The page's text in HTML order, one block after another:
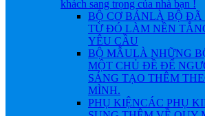
khách sang trọng của nhà bạn !
BỘ CƠ BẢNLÀ BỘ ĐÃ
TỪ ĐÓ LÀM NỀN
YÊU CẦU
BỘ MẪULÀ NHỮNG
MỘT CHỦ ĐỀ ĐỂ
SÁNG TẠO THÊM
MÌNH.
PHỤ KIỆNCÁC PHỤ